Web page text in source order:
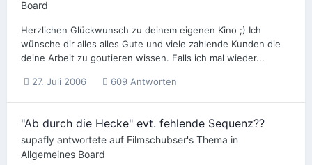
Board
Herzlichen Glückwunsch zu deinem eigenen Kino ;) Ich
wünsche dir alles alles Gute und viele zahlende Kunden die
deine Arbeit zu goutieren wissen. Falls ich mal wieder...
27. Juli 2006 609 Antworten
"Ab durch die Hecke" evt. fehlende Sequenz??
supafly antwortete auf Filmschubser's Thema in
Allgemeines Board